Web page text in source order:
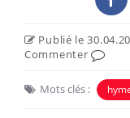
Publié le
Commenter
Mots clés :